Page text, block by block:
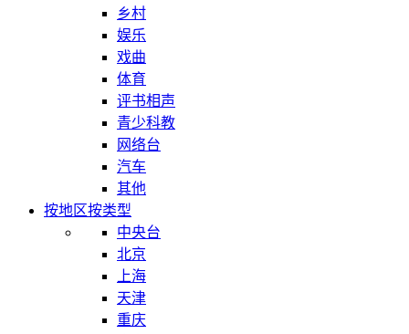
乡村
娱乐
戏曲
体育
评书相声
青少科教
网络台
汽车
其他
按地区按类型
中央台
北京
上海
天津
重庆